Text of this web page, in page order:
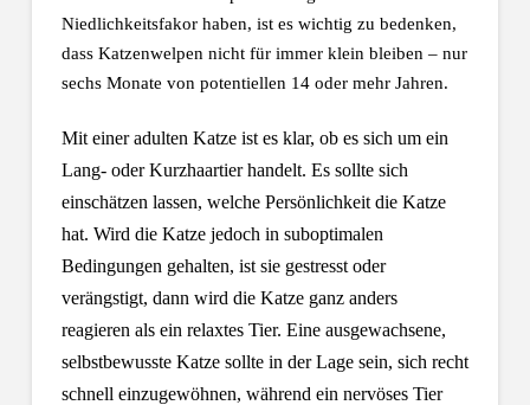
Niedlichkeitsfakor haben, ist es wichtig zu bedenken,
dass Katzenwelpen nicht für immer klein bleiben – nur
sechs Monate von potentiellen 14 oder mehr Jahren.
Mit einer adulten Katze ist es klar, ob es sich um ein
Lang- oder Kurzhaartier handelt. Es sollte sich
einschätzen lassen, welche Persönlichkeit die Katze
hat. Wird die Katze jedoch in suboptimalen
Bedingungen gehalten, ist sie gestresst oder
verängstigt, dann wird die Katze ganz anders
reagieren als ein relaxtes Tier. Eine ausgewachsene,
selbstbewusste Katze sollte in der Lage sein, sich recht
schnell einzugewöhnen, während ein nervöses Tier